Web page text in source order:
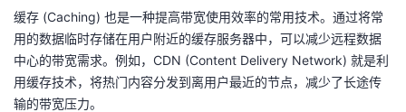
缓存 (Caching) 也是一种提高带宽使用效率的常用技术。通过将常
用的数据临时存储在用户附近的缓存服务器中，可以减少远程数据
中心的带宽需求。例如，CDN (Content Delivery Network) 就是利
用缓存技术，将热门内容分发到离用户最近的节点，减少了长途传
输的带宽压力。